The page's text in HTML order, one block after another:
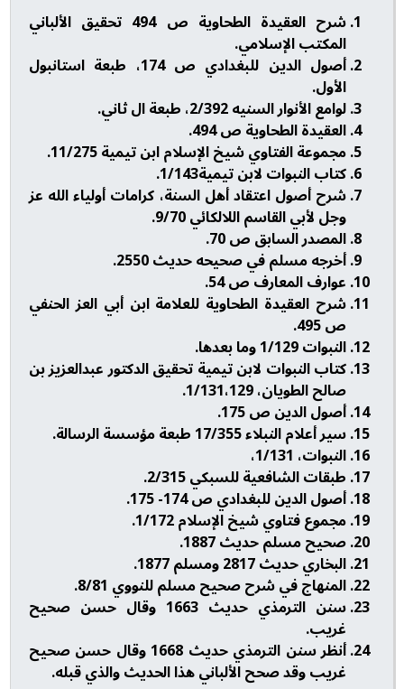
شرح العقيدة الطحاوية ص 494 تحقيق الألباني
المكتب الإسلامي.
أصول الدين للبغدادي ص 174، طبعة استانبول
الأول.
لوامع الأنوار السنيه 2/392، طبعة ال ثاني.
العقيدة الطحاوية ص 494.
مجموعة الفتاوي شيخ الإسلام ابن تيمية 11/275.
كتاب النبوات لابن تيمية1/143.
شرح أصول اعتقاد أهل السنة، كرامات أولياء الله عز
وجل لأبي القاسم اللالكائي 9/70.
المصدر السابق ص 70.
أخرجه مسلم في صحيحه حديث 2550.
عوارف المعارف ص 54.
شرح العقيدة الطحاوية للعلامة ابن أبي العز الحنفي
ص 495.
النبوات 1/129 وما بعدها.
كتاب النبوات لابن تيمية تحقيق الدكتور عبدالعزيز بن
صالح الطويان، 1/131،129.
أصول الدين ص 175.
سير أعلام النبلاء 17/355 طبعة مؤسسة الرسالة.
النبوات، 1/131،
طبقات الشافعية للسبكي 2/315.
أصول الدين للبغدادي ص 174- 175.
مجموع فتاوي شيخ الإسلام 1/172.
صحيح مسلم حديث 1887.
البخاري حديث 2817 ومسلم 1877.
المنهاج في شرح صحيح مسلم للنووي 8/81.
سنن الترمذي حديث 1663 وقال حسن صحيح
غريب.
أنظر سنن الترمذي حديث 1668 وقال حسن صحيح
غريب وقد صحح الألباني هذا الحديث والذي قبله.